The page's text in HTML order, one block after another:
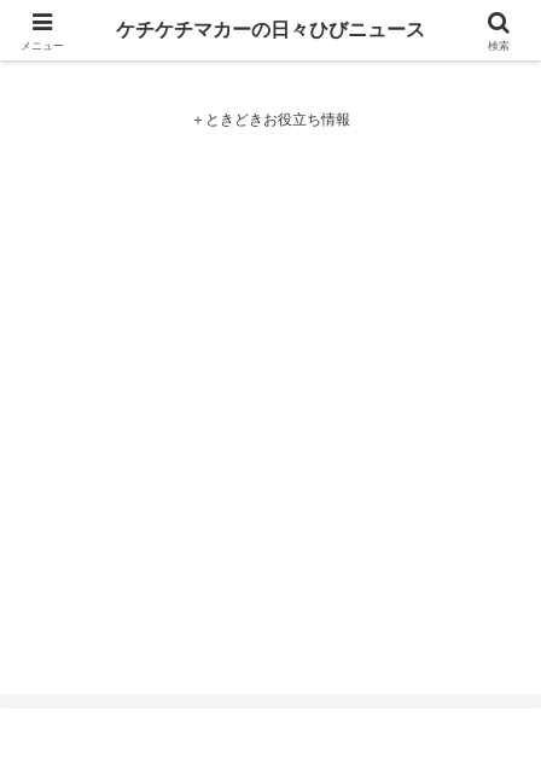
ケチケチマカーの日々ひびニュース
＋ときどきお役立ち情報
メニュー
ケチケチマカーの日々ひびニュース
検索